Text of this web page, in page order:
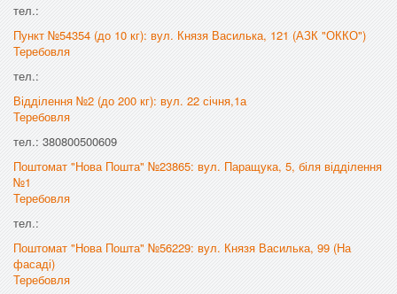
тел.:
Пункт №54354 (до 10 кг): вул. Князя Василька, 121 (АЗК "ОККО")
Теребовля
тел.:
Відділення №2 (до 200 кг): вул. 22 січня,1а
Теребовля
тел.: 380800500609
Поштомат "Нова Пошта" №23865: вул. Паращука, 5, біля відділення
№1
Теребовля
тел.:
Поштомат "Нова Пошта" №56229: вул. Князя Василька, 99 (На
фасаді)
Теребовля